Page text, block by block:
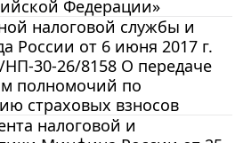
Федерации»
налоговой службы и
России от 6 июня 2017 г.
30-26/8158 О передаче
полномочий по
страховых взносов
налоговой и